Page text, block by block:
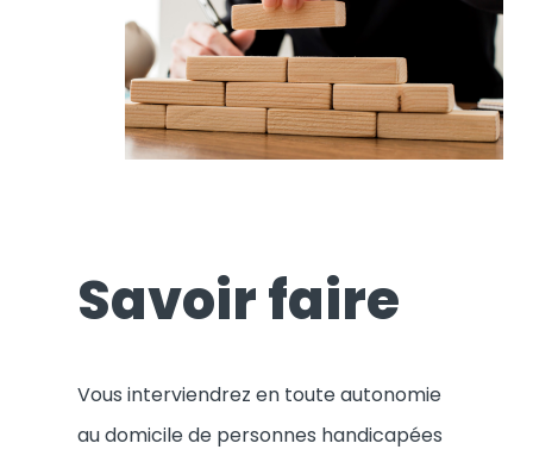
Savoir faire
Vous interviendrez en toute autonomie
au domicile de personnes handicapées